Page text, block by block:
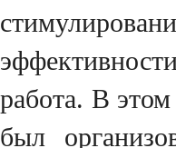
работа. В
был